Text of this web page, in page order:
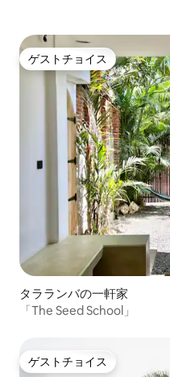
ゲストチョイス
ゲストチョイス
タラランバの一軒家
「The Seed School」
ゲストチョイス
ゲストチョイス